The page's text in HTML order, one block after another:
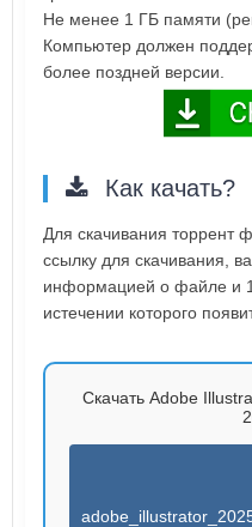
Не менее 1 ГБ памяти
Компьютер должен
более поздней версии.
Как качать?
Для скачивания торрент
ссылку для скачивания,
информацией о файле и
истечении которого
Скачать Adobe